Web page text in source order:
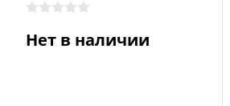
Нет в наличии